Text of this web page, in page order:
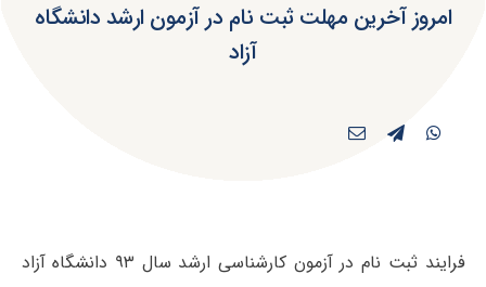
امروز آخرین مهلت ثبت نام در آزمون ارشد دانشگاه
آزاد
فرایند ثبت نام در آزمون کارشناسی ارشد سال ۹۳ دانشگاه آزاد